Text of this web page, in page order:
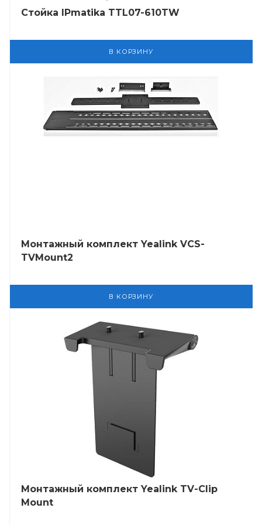
Стойка IPmatika TTL07-610TW
В КОРЗИНУ
Монтажный комплект Yealink VCS-
TVMount2
В КОРЗИНУ
Монтажный комплект Yealink TV-Clip
Mount